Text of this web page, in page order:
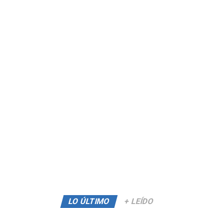
LO ÚLTIMO + LEÍDO